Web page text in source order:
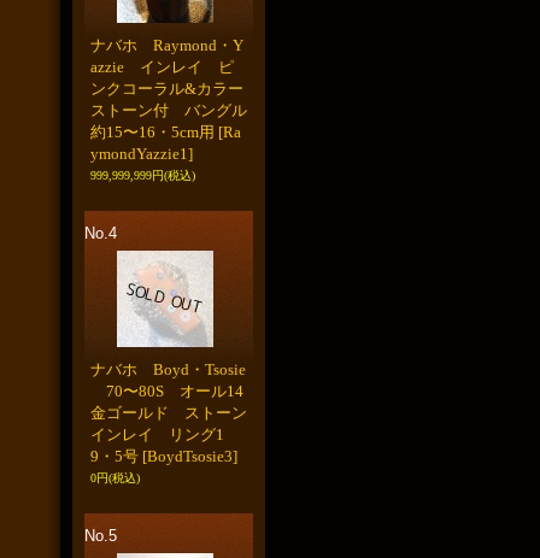
ナバホ Raymond・Y
azzie インレイ ピ
ンクコーラル&カラー
ストーン付 バングル
約15〜16・5cm用 [Ra
ymondYazzie1]
999,999,999円(税込)
No.4
ナバホ Boyd・Tsosie
70〜80S オール14
金ゴールド ストーン
インレイ リング1
9・5号 [BoydTsosie3]
0円(税込)
No.5